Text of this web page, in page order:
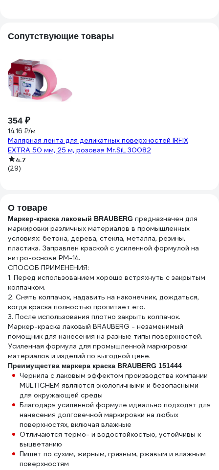
Сопутствующие товары
354 ₽
14.16 ₽/м
Малярная лента для деликатных поверхностей IRFIX
EXTRA 50 мм, 25 м, розовая Mr.SiL 30082
4.7
(29)
О товаре
Маркер-краска лаковый BRAUBERG предназначен для
маркировки различных материалов в промышленных
условиях: бетона, дерева, стекла, металла, резины,
пластика. Заправлен краской с усиленной формулой на
нитро-основе РМ-14.
СПОСОБ ПРИМЕНЕНИЯ:
1. Перед использованием хорошо встряхнуть с закрытым
колпачком.
2. Снять колпачок, надавить на наконечник, дождаться,
когда краска полностью пропитает его.
3. После использования плотно закрыть колпачок.
Маркер-краска лаковый BRAUBERG - незаменимый
помощник для нанесения на разные типы поверхностей.
Усиленная формула для промышленной маркировки
материалов и изделий по выгодной цене.
Преимущества маркера краска BRAUBERG 151444
Чернила с лаковым эффектом производства компании
MULTICHEM являются экологичными и безопасными
для окружающей среды
Благодаря усиленной формуле идеально подходят для
нанесения долговечной маркировки на любых
поверхностях, включая влажные
Отличаются термо- и водостойкостью, устойчивы к
выцветанию
Пишет по сухим, жирным, грязным, ржавым и влажным
поверхностям